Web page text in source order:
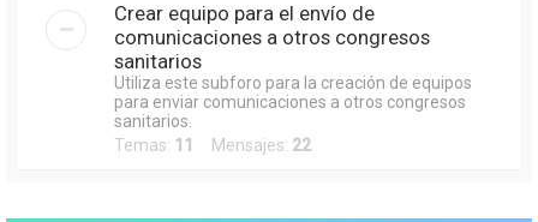
Crear equipo para el envío de
comunicaciones a otros congresos
sanitarios
Utiliza este subforo para la creación de equipos
para enviar comunicaciones a otros congresos
sanitarios.
Temas: 11 Mensajes: 22